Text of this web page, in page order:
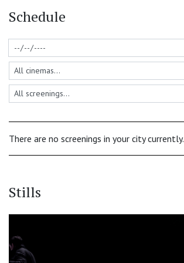
Schedule
There are no screenings in your city currently.
Stills